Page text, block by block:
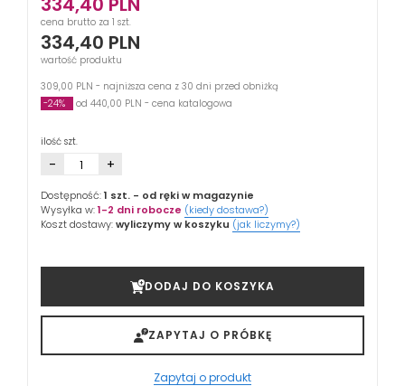
cena brutto za 1 szt.
334,40 PLN
wartość produktu
309,00 PLN - najniższa cena z 30 dni przed obniżką
-24%
od 440,00 PLN - cena katalogowa
ilość szt.
- +
Dostępność:1 szt. - od ręki w magazynie
Wysyłka w:1-2 dni robocze (kiedy dostawa?)
Koszt dostawy:wyliczymy w koszyku (jak liczymy?)
DODAJ DO KOSZYKA
ZAPYTAJ O PRÓBKĘ
Zapytaj o produkt